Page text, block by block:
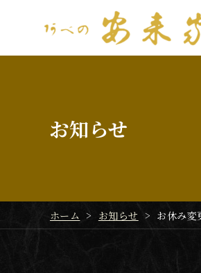
お知らせ
ホーム > お知らせ > お休み変